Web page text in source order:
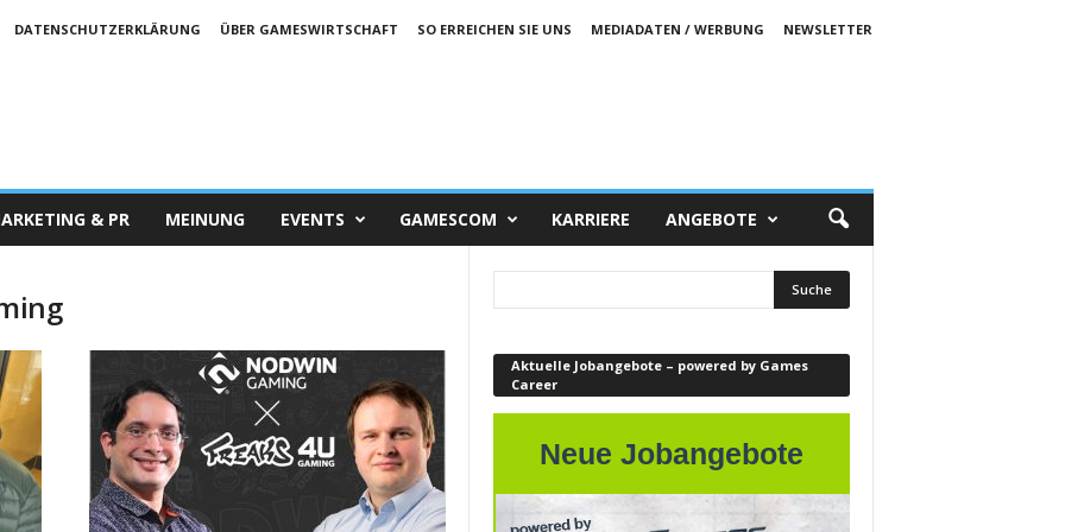
DATENSCHUTZERKLÄRUNG ÜBER GAMESWIRTSCHAFT SO ERREICHEN SIE UNS MEDIADATEN / WERBUNG
NEWSLETTER
& PR MEINUNG EVENTS GAMESCOM KARRIERE ANGEBOTE
Aktuelle Jobangebote – powered by Games
Career